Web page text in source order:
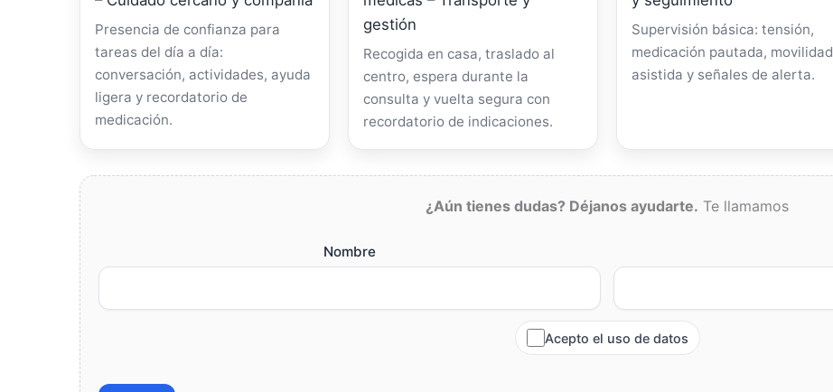
Presencia de confianza para
tareas del día a día:
conversación, actividades, ayuda
ligera y recordatorio de
medicación.
gestión
Recogida en casa, traslado al
centro, espera durante la
consulta y vuelta segura con
recordatorio de indicaciones.
Supervisión básica: tensión,
medicación pautada, movilidad
asistida y señales de alerta.
¿Aún tienes dudas? Déjanos ayudarte. Te llamamos
Nombre
Acepto el uso de datos